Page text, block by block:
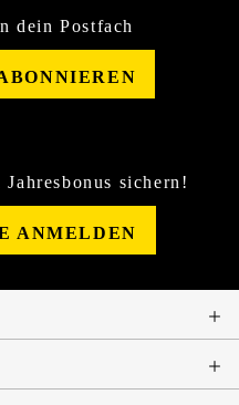
dein Postfach
sichern!
ANMELDEN